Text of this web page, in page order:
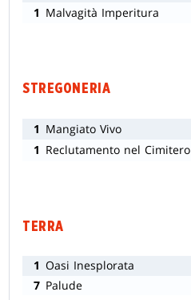
1 Malvagità Imperitura
STREGONERIA
1 Mangiato Vivo
1 Reclutamento nel Cimitero
TERRA
1 Oasi Inesplorata
7 Palude